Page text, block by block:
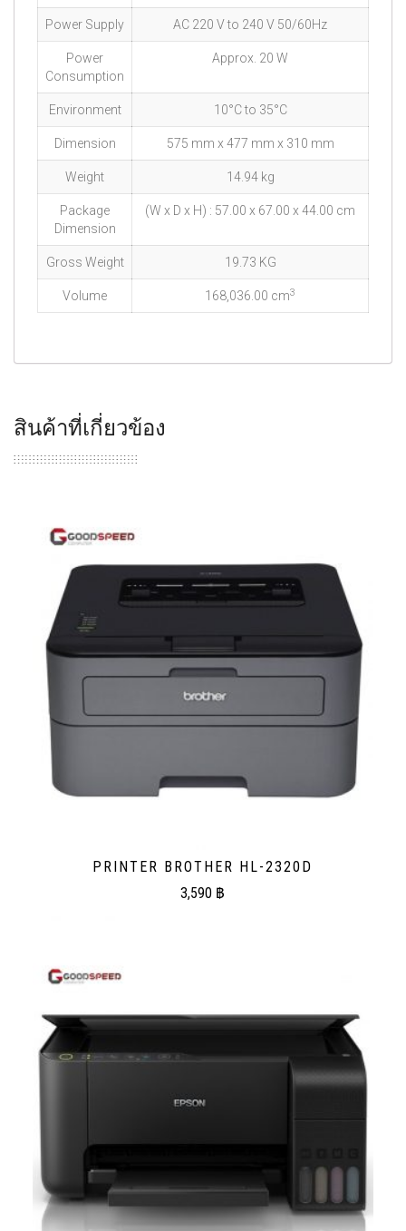
Power Supply AC 220 V to 240 V 50/60Hz
Power
Consumption
Approx. 20 W
Environment 10°C to 35°C
Dimension 575 mm x 477 mm x 310 mm
Weight 14.94 kg
Package
Dimension
(W x D x H) : 57.00 x 67.00 x 44.00 cm
Gross Weight 19.73 KG
Volume 168,036.00 cm3
สินค้าที่เกี่ยวข้อง
PRINTER BROTHER HL-2320D
3,590 ฿